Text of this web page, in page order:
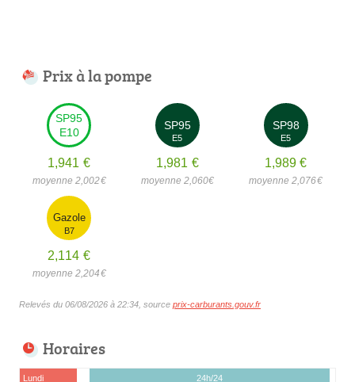
Prix à la pompe
SP95
E10
1,941 €
moyenne 2,002€
SP95
E5
1,981 €
moyenne 2,060€
SP98
E5
1,989 €
moyenne 2,076€
Gazole
B7
2,114 €
moyenne 2,204€
Relevés du 06/08/2026 à 22:34, source prix-carburants.gouv.fr
Horaires
Lundi 24h/24